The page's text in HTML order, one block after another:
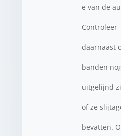
e van de
Controleer
daarnaast
banden
uitgelijnd
of ze
bevatten.